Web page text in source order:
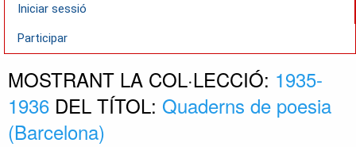
Iniciar sessió
Participar
MOSTRANT LA COL·LECCIÓ: 1935-
1936 DEL TÍTOL: Quaderns de poesia
(Barcelona)